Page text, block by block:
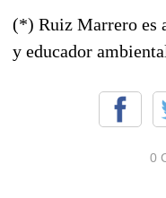
(*) Ruiz Marrero es
y educador
0